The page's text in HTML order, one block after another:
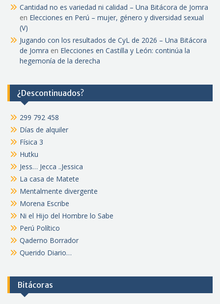
Cantidad no es variedad ni calidad – Una Bitácora de Jomra
en Elecciones en Perú – mujer, género y diversidad sexual
(V)
Jugando con los resultados de CyL de 2026 – Una Bitácora
de Jomra en Elecciones en Castilla y León: continúa la
hegemonía de la derecha
¿Descontinuados?
299 792 458
Días de alquiler
Física 3
Hutku
Jess… Jecca ..Jessica
La casa de Matete
Mentalmente divergente
Morena Escribe
Ni el Hijo del Hombre lo Sabe
Perú Político
Qaderno Borrador
Querido Diario…
Bitácoras